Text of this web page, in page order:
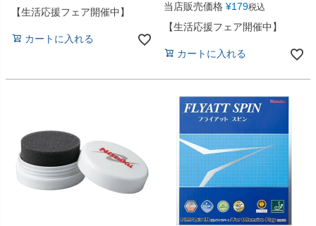
【生活応援フェア開催中】
カートに入れる
当店販売価格 ¥179税込
【生活応援フェア開催中】
カートに入れる